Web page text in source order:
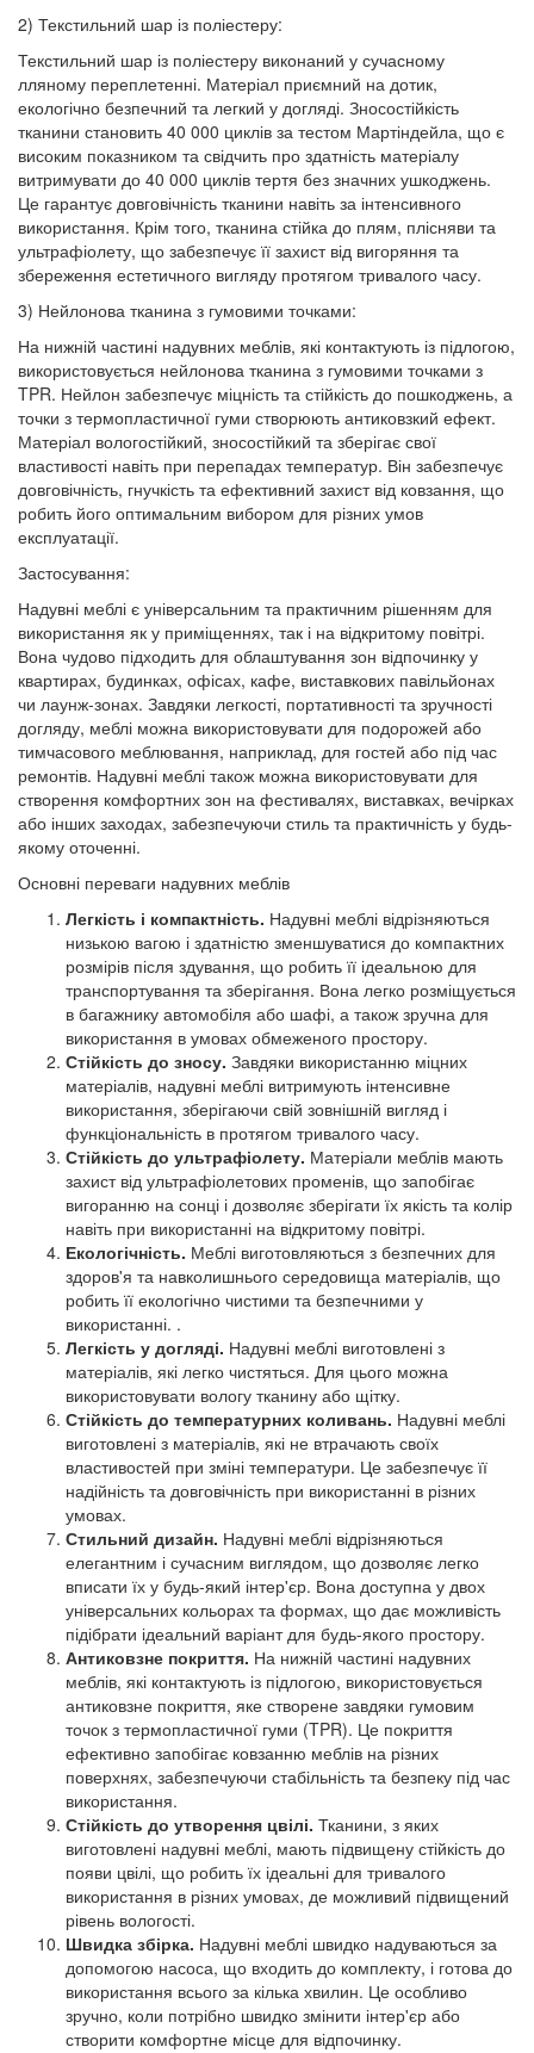
2) Текстильний шар із поліестеру:
Текстильний шар із поліестеру виконаний у сучасному
лляному переплетенні. Матеріал приємний на дотик,
екологічно безпечний та легкий у догляді. Зносостійкість
тканини становить 40 000 циклів за тестом Мартіндейла, що є
високим показником та свідчить про здатність матеріалу
витримувати до 40 000 циклів тертя без значних ушкоджень.
Це гарантує довговічність тканини навіть за інтенсивного
використання. Крім того, тканина стійка до плям, плісняви та
ультрафіолету, що забезпечує її захист від вигоряння та
збереження естетичного вигляду протягом тривалого часу.
3) Нейлонова тканина з гумовими точками:
На нижній частині надувних меблів, які контактують із підлогою,
використовується нейлонова тканина з гумовими точками з
TPR. Нейлон забезпечує міцність та стійкість до пошкоджень, а
точки з термопластичної гуми створюють антиковзкий ефект.
Матеріал вологостійкий, зносостійкий та зберігає свої
властивості навіть при перепадах температур. Він забезпечує
довговічність, гнучкість та ефективний захист від ковзання, що
робить його оптимальним вибором для різних умов
експлуатації.
Застосування:
Надувні меблі є універсальним та практичним рішенням для
використання як у приміщеннях, так і на відкритому повітрі.
Вона чудово підходить для облаштування зон відпочинку у
квартирах, будинках, офісах, кафе, виставкових павільйонах
чи лаунж-зонах. Завдяки легкості, портативності та зручності
догляду, меблі можна використовувати для подорожей або
тимчасового меблювання, наприклад, для гостей або під час
ремонтів. Надувні меблі також можна використовувати для
створення комфортних зон на фестивалях, виставках, вечірках
або інших заходах, забезпечуючи стиль та практичність у будь-
якому оточенні.
Основні переваги надувних меблів
Легкість і компактність. Надувні меблі відрізняються
низькою вагою і здатністю зменшуватися до компактних
розмірів після здування, що робить її ідеальною для
транспортування та зберігання. Вона легко розміщується
в багажнику автомобіля або шафі, а також зручна для
використання в умовах обмеженого простору.
Стійкість до зносу. Завдяки використанню міцних
матеріалів, надувні меблі витримують інтенсивне
використання, зберігаючи свій зовнішній вигляд і
функціональність в протягом тривалого часу.
Стійкість до ультрафіолету. Матеріали меблів мають
захист від ультрафіолетових променів, що запобігає
вигоранню на сонці і дозволяє зберігати їх якість та колір
навіть при використанні на відкритому повітрі.
Екологічність. Меблі виготовляються з безпечних для
здоров'я та навколишнього середовища матеріалів, що
робить її екологічно чистими та безпечними у
використанні. .
Легкість у догляді. Надувні меблі виготовлені з
матеріалів, які легко чистяться. Для цього можна
використовувати вологу тканину або щітку.
Стійкість до температурних коливань. Надувні меблі
виготовлені з матеріалів, які не втрачають своїх
властивостей при зміні температури. Це забезпечує її
надійність та довговічність при використанні в різних
умовах.
Стильний дизайн. Надувні меблі відрізняються
елегантним і сучасним виглядом, що дозволяє легко
вписати їх у будь-який інтер'єр. Вона доступна у двох
універсальних кольорах та формах, що дає можливість
підібрати ідеальний варіант для будь-якого простору.
Антиковзне покриття. На нижній частині надувних
меблів, які контактують із підлогою, використовується
антиковзне покриття, яке створене завдяки гумовим
точок з термопластичної гуми (TPR). Це покриття
ефективно запобігає ковзанню меблів на різних
поверхнях, забезпечуючи стабільність та безпеку під час
використання.
Стійкість до утворення цвілі. Тканини, з яких
виготовлені надувні меблі, мають підвищену стійкість до
появи цвілі, що робить їх ідеальні для тривалого
використання в різних умовах, де можливий підвищений
рівень вологості.
Швидка збірка. Надувні меблі швидко надуваються за
допомогою насоса, що входить до комплекту, і готова до
використання всього за кілька хвилин. Це особливо
зручно, коли потрібно швидко змінити інтер'єр або
створити комфортне місце для відпочинку.